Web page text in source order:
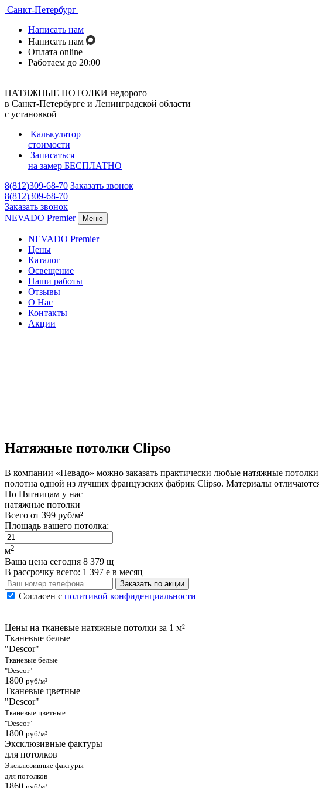
Санкт-Петербург
Написать нам
Написать нам
Оплата online
Работаем до 20:00
НАТЯЖНЫЕ ПОТОЛКИ недорого
в Санкт-Петербурге и Ленинградской области
с установкой
Калькулятор
стоимости
Записаться
на замер БЕСПЛАТНО
8(812)309-68-70 Заказать звонок
8(812)309-68-70
Заказать звонок
NEVADO Premier
Меню
NEVADO Premier
Цены
Каталог
Освещение
Наши работы
Отзывы
О Нас
Контакты
Акции
Натяжные потолки Clipso
В компании «Невадо» можно заказать практически любые натяжные
полотна одной из лучших французских фабрик Clipso. Материалы
По Пятницам у нас
натяжные потолки
Всего от 399 руб/м²
Площадь вашего потолка:
м2
Ваша цена сегодня 8 379 щ
В рассрочку всего: 1 397 е в месяц
Заказать по акции
Согласен с политикой конфиденциальности
Цены на тканевые натяжные потолки за 1 м²
Тканевые белые
"Descor"
Тканевые белые
"Descor"
1800 руб/м²
Тканевые цветные
"Descor"
Тканевые цветные
"Descor"
1800 руб/м²
Эксклюзивные фактуры
для потолков
Эксклюзивные фактуры
для потолков